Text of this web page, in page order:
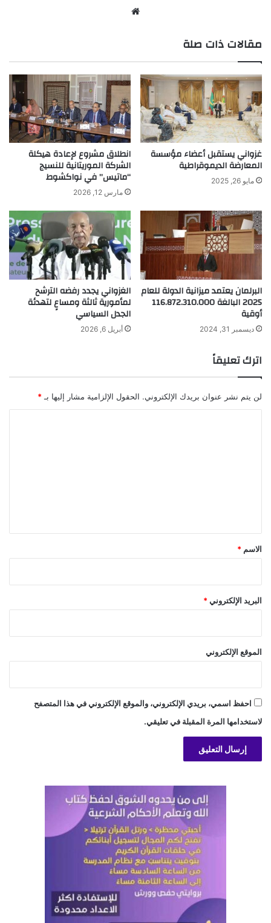
مقالات ذات صلة
غزواني يستقبل أعضاء مؤسسة
المعارضة الديموقراطية
مايو 26, 2025
انطلاق مشروع لإعادة هيكلة
الشركة الموريتانية للنسيج
“ماتيس” في نواكشوط
مارس 12, 2026
البرلمان يعتمد ميزانية الدولة للعام
2025 البالغة 116.872.310.000
أوقية
ديسمبر 31, 2024
الغزواني يجدد رفضه الترشح
لمأمورية ثالثة ومساعٍ لتهدئة
الجدل السياسي
أبريل 6, 2026
اترك تعليقاً
لن يتم نشر عنوان بريدك الإلكتروني. الحقول الإلزامية مشار إليها بـ *
*
الاسم *
البريد الإلكتروني *
الموقع الإلكتروني
احفظ اسمي، بريدي الإلكتروني، والموقع الإلكتروني في هذا المتصفح
لاستخدامها المرة المقبلة في تعليقي.